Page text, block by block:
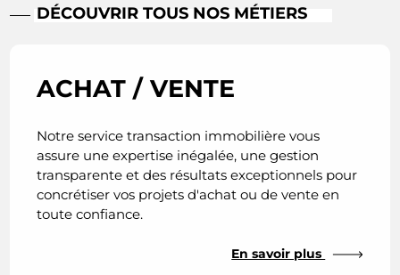
DÉCOUVRIR TOUS NOS MÉTIERS
ACHAT / VENTE
Notre service transaction immobilière vous
assure une expertise inégalée, une gestion
transparente et des résultats exceptionnels pour
concrétiser vos projets d'achat ou de vente en
toute confiance.
En savoir plus